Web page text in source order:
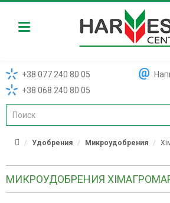
Harvest
+38 077 240 80 05
+38 068 240 80 05
Удобрения Микроудобрения
МИКРОУДОБРЕНИЯ